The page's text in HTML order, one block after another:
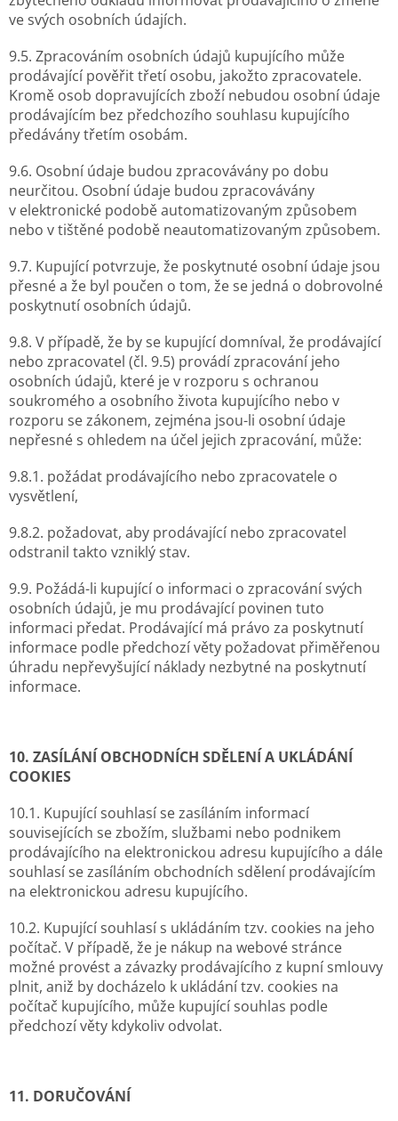
ve svých osobních údajích.
9.5. Zpracováním osobních údajů kupujícího může
prodávající pověřit třetí osobu, jakožto zpracovatele.
Kromě osob dopravujících zboží nebudou osobní údaje
prodávajícím bez předchozího souhlasu kupujícího
předávány třetím osobám.
9.6. Osobní údaje budou zpracovávány po dobu
neurčitou. Osobní údaje budou zpracovávány
v elektronické podobě automatizovaným způsobem
nebo v tištěné podobě neautomatizovaným způsobem.
9.7. Kupující potvrzuje, že poskytnuté osobní údaje jsou
přesné a že byl poučen o tom, že se jedná o dobrovolné
poskytnutí osobních údajů.
9.8. V případě, že by se kupující domníval, že prodávající
nebo zpracovatel (čl. 9.5) provádí zpracování jeho
osobních údajů, které je v rozporu s ochranou
soukromého a osobního života kupujícího nebo v
rozporu se zákonem, zejména jsou-li osobní údaje
nepřesné s ohledem na účel jejich zpracování, může:
9.8.1. požádat prodávajícího nebo zpracovatele o
vysvětlení,
9.8.2. požadovat, aby prodávající nebo zpracovatel
odstranil takto vzniklý stav.
9.9. Požádá-li kupující o informaci o zpracování svých
osobních údajů, je mu prodávající povinen tuto
informaci předat. Prodávající má právo za poskytnutí
informace podle předchozí věty požadovat přiměřenou
úhradu nepřevyšující náklady nezbytné na poskytnutí
informace.
10. ZASÍLÁNÍ OBCHODNÍCH SDĚLENÍ A UKLÁDÁNÍ
COOKIES
10.1. Kupující souhlasí se zasíláním informací
souvisejících se zbožím, službami nebo podnikem
prodávajícího na elektronickou adresu kupujícího a dále
souhlasí se zasíláním obchodních sdělení prodávajícím
na elektronickou adresu kupujícího.
10.2. Kupující souhlasí s ukládáním tzv. cookies na jeho
počítač. V případě, že je nákup na webové stránce
možné provést a závazky prodávajícího z kupní smlouvy
plnit, aniž by docházelo k ukládání tzv. cookies na
počítač kupujícího, může kupující souhlas podle
předchozí věty kdykoliv odvolat.
11. DORUČOVÁNÍ